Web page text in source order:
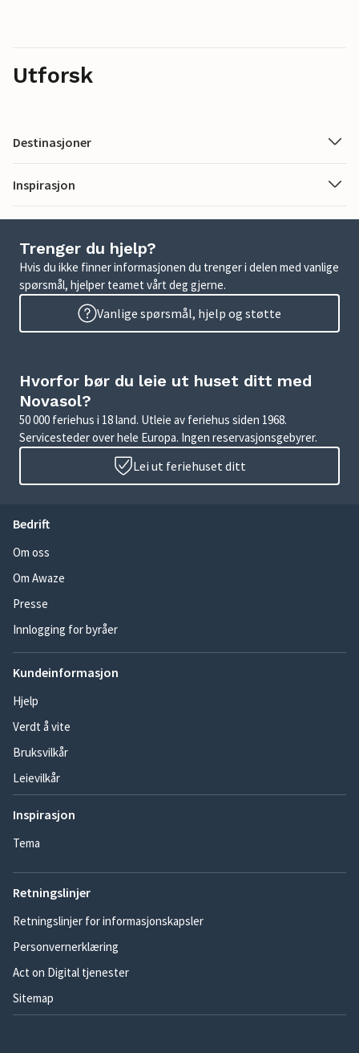
Utforsk
Destinasjoner
Inspirasjon
Trenger du hjelp?
Hvis du ikke finner informasjonen du trenger i delen med vanlige
spørsmål, hjelper teamet vårt deg gjerne.
Vanlige spørsmål, hjelp og støtte
Hvorfor bør du leie ut huset ditt med
Novasol?
50 000 feriehus i 18 land. Utleie av feriehus siden 1968.
Servicesteder over hele Europa. Ingen reservasjonsgebyrer.
Lei ut feriehuset ditt
Bedrift
Om oss
Om Awaze
Presse
Innlogging for byråer
Kundeinformasjon
Hjelp
Verdt å vite
Bruksvilkår
Leievilkår
Inspirasjon
Tema
Retningslinjer
Retningslinjer for informasjonskapsler
Personvernerklæring
Act on Digital tjenester
Sitemap